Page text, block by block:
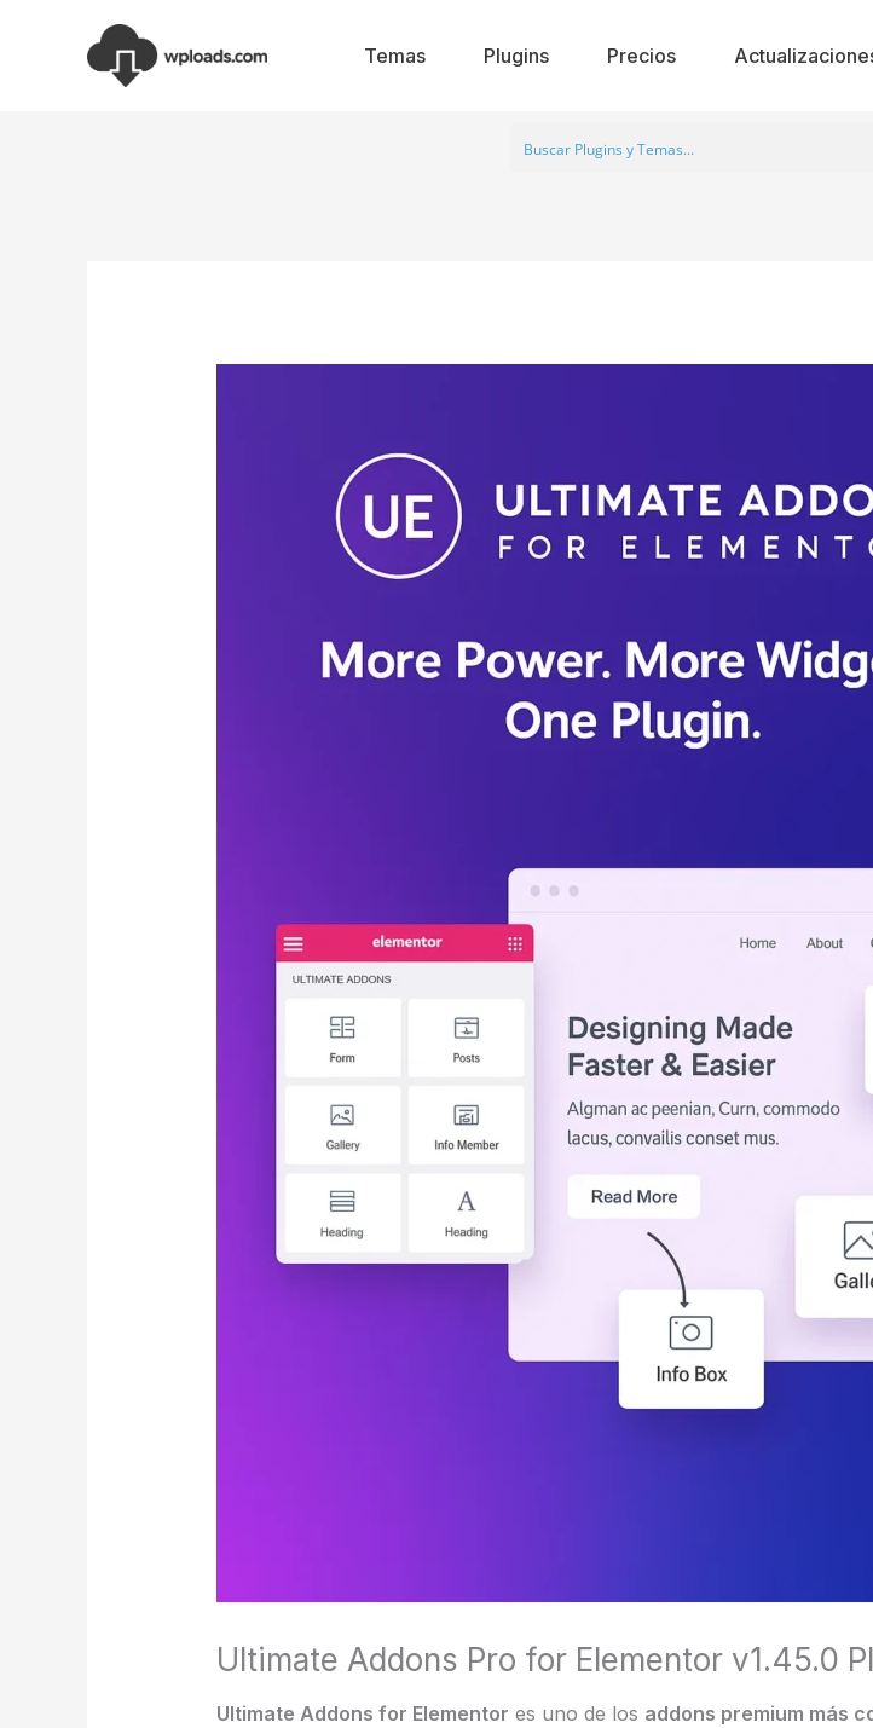
Temas Plugins Precios
Ultimate Addons Pro for Elementor v1.45.0
Ultimate Addons for Elementor es uno de los addons premium más